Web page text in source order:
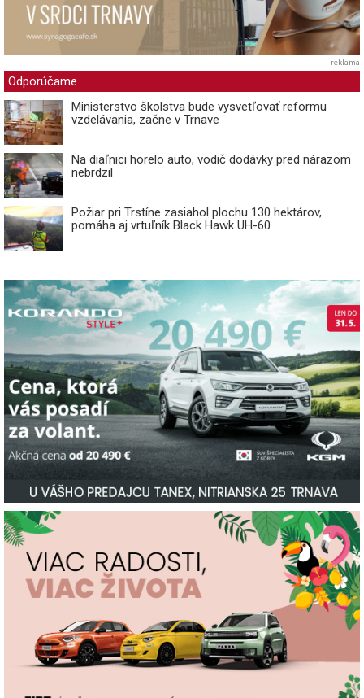
reklama
Odporúčame
Ministerstvo školstva bude vysvetľovať reformu
vzdelávania, začne v Trnave
Na diaľnici horelo auto, vodič dodávky pred nárazom
nebrdzil
Požiar pri Trstíne zasiahol plochu 130 hektárov,
pomáha aj vrtuľník Black Hawk UH-60